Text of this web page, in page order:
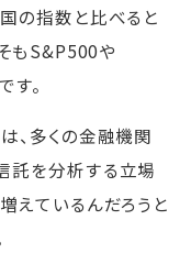
の指数と比べると
もS&P500や
す。
、多くの金融機関
託を分析する立場
えているんだろうと